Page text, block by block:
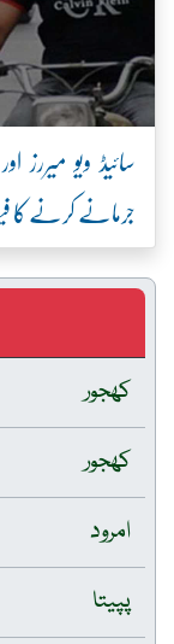
سائیڈ ویو میررز
جرمانے کرنے کا
کھجور
کھجور
امرود
پپیتا